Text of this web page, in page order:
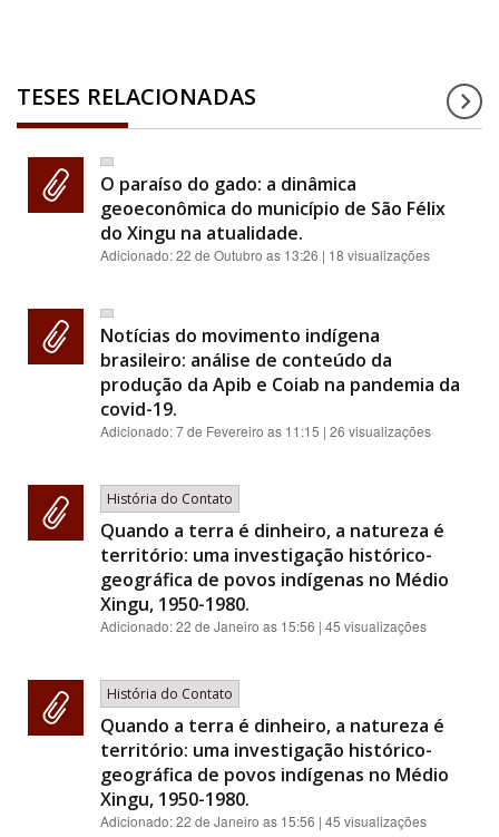
TESES RELACIONADAS
O paraíso do gado: a dinâmica
geoeconômica do município de São Félix
do Xingu na atualidade.
Adicionado:22 de Outubro as 13:26 | 18 visualizações
Notícias do movimento indígena
brasileiro: análise de conteúdo da
produção da Apib e Coiab na pandemia da
covid-19.
Adicionado:7 de Fevereiro as 11:15 | 26 visualizações
História do Contato
Quando a terra é dinheiro, a natureza é
território: uma investigação histórico-
geográfica de povos indígenas no Médio
Xingu, 1950-1980.
Adicionado:22 de Janeiro as 15:56 | 45 visualizações
História do Contato
Quando a terra é dinheiro, a natureza é
território: uma investigação histórico-
geográfica de povos indígenas no Médio
Xingu, 1950-1980.
Adicionado:22 de Janeiro as 15:56 | 45 visualizações